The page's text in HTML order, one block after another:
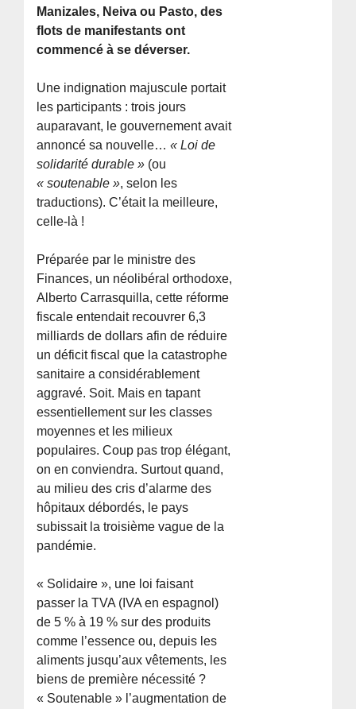
Manizales, Neiva ou Pasto, des
flots de manifestants ont
commencé à se déverser.
Une indignation majuscule portait
les participants : trois jours
auparavant, le gouvernement avait
annoncé sa nouvelle…« Loi de
solidarité durable » (ou
« soutenable », selon les
traductions). C’était la meilleure,
celle-là !
Préparée par le ministre des
Finances, un néolibéral orthodoxe,
Alberto Carrasquilla, cette réforme
fiscale entendait recouvrer 6,3
milliards de dollars afin de réduire
un déficit fiscal que la catastrophe
sanitaire a considérablement
aggravé. Soit. Mais en tapant
essentiellement sur les classes
moyennes et les milieux
populaires. Coup pas trop élégant,
on en conviendra. Surtout quand,
au milieu des cris d’alarme des
hôpitaux débordés, le pays
subissait la troisième vague de la
pandémie.
« Solidaire », une loi faisant
passer la TVA (IVA en espagnol)
de 5 % à 19 % sur des produits
comme l’essence ou, depuis les
aliments jusqu’aux vêtements, les
biens de première nécessité ?
« Soutenable » l’augmentation de